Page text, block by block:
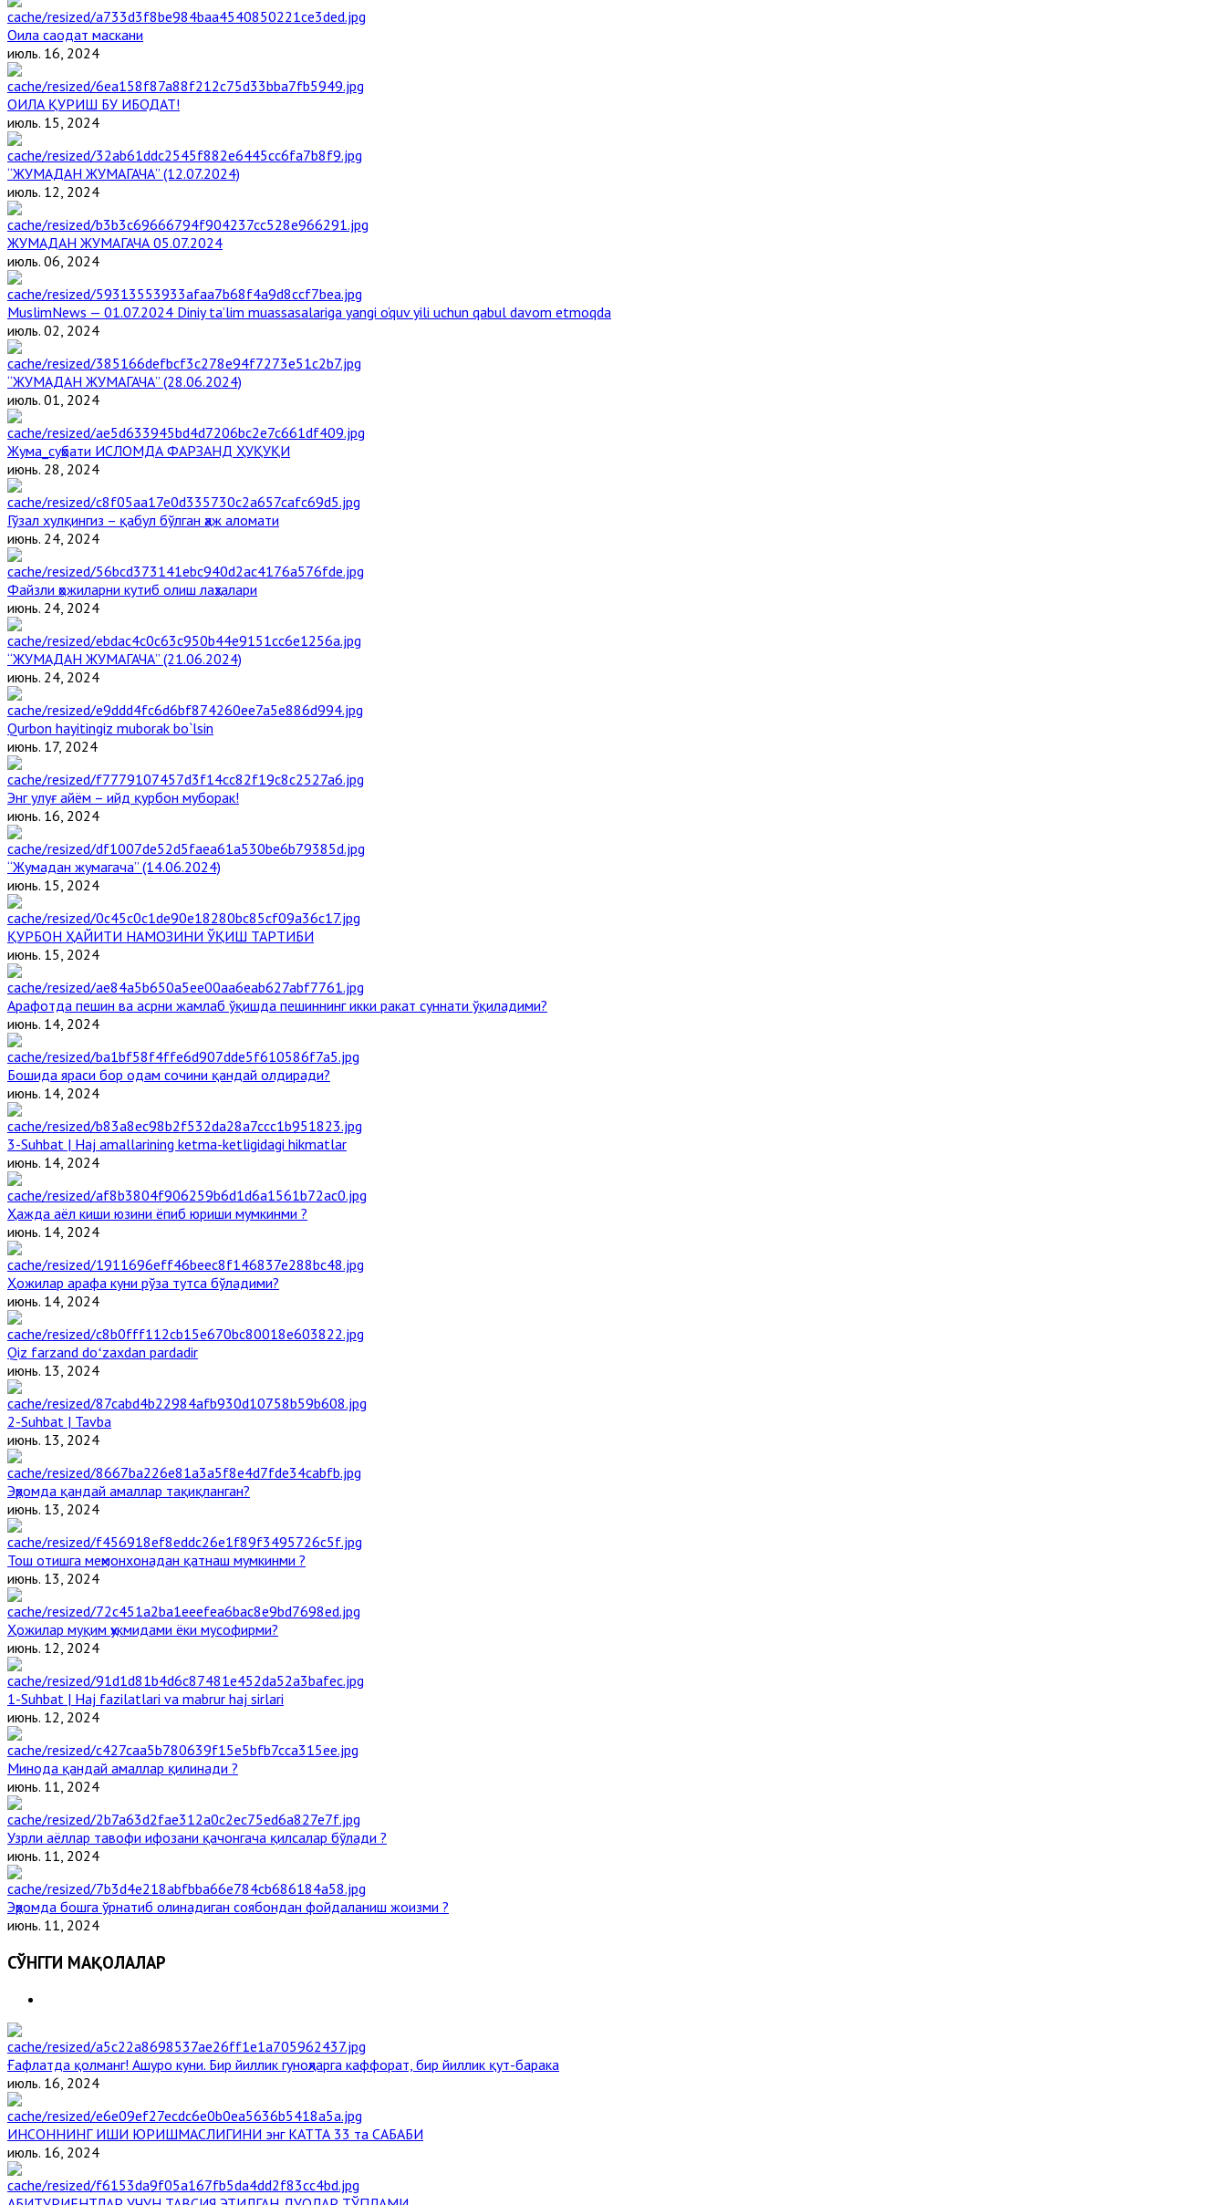
Оила саодат маскани
июль. 16, 2024
ОИЛА ҚУРИШ БУ ИБОДАТ!
июль. 15, 2024
“ЖУМАДАН ЖУМАГАЧА” (12.07.2024)
июль. 12, 2024
ЖУМАДАН ЖУМАГАЧА 05.07.2024
июль. 06, 2024
MuslimNews — 01.07.2024 Diniy ta’lim muassasalariga yangi o‘quv yili uchun qabul davom etmoqda
июль. 02, 2024
“ЖУМАДАН ЖУМАГАЧА” (28.06.2024)
июль. 01, 2024
Жума_суҳбати ИСЛОМДА ФАРЗАНД ҲУҚУҚИ
июнь. 28, 2024
Гўзал хулқингиз – қабул бўлган ҳаж аломати
июнь. 24, 2024
Файзли ҳожиларни кутиб олиш лаҳзалари
июнь. 24, 2024
“ЖУМАДАН ЖУМАГАЧА” (21.06.2024)
июнь. 24, 2024
Qurbon hayitingiz muborak bo`lsin
июнь. 17, 2024
Энг улуғ айём – ийд қурбон муборак!
июнь. 16, 2024
“Жумадан жумагача” (14.06.2024)
июнь. 15, 2024
ҚУРБОН ҲАЙИТИ НАМОЗИНИ ЎҚИШ ТАРТИБИ
июнь. 15, 2024
Арафотда пешин ва асрни жамлаб ўқишда пешиннинг икки ракат суннати ўқиладими?
июнь. 14, 2024
Бошида яраси бор одам сочини қандай олдиради?
июнь. 14, 2024
3-Suhbat | Haj amallarining ketma-ketligidagi hikmatlar
июнь. 14, 2024
Ҳажда аёл киши юзини ёпиб юриши мумкинми ?
июнь. 14, 2024
Ҳожилар арафа куни рўза тутса бўладими?
июнь. 14, 2024
Qiz farzand doʻzaxdan pardadir
июнь. 13, 2024
2-Suhbat | Tavba
июнь. 13, 2024
Эҳромда қандай амаллар тақиқланган?
июнь. 13, 2024
Тош отишга меҳмонхонадан қатнаш мумкинми ?
июнь. 13, 2024
Ҳожилар муқим ҳукмидами ёки мусофирми?
июнь. 12, 2024
1-Suhbat | Haj fazilatlari va mabrur haj sirlari
июнь. 12, 2024
Минода қандай амаллар қилинади ?
июнь. 11, 2024
Узрли аёллар тавофи ифозани қачонгача қилсалар бўлади ?
июнь. 11, 2024
Эҳромда бошга ўрнатиб олинадиган соябондан фойдаланиш жоизми ?
июнь. 11, 2024
СЎНГГИ МАҚОЛАЛАР
Ғафлатда қолманг! Ашуро куни. Бир йиллик гуноҳларга каффорат, бир йиллик қут-барака
июль. 16, 2024
ИНСОННИНГ ИШИ ЮРИШМАСЛИГИНИ энг КАТТА 33 та САБАБИ
июль. 16, 2024